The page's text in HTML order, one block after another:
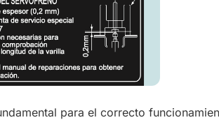
para el correcto